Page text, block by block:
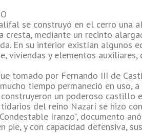
se construyó en el cerro una
cresta, mediante un recinto
En su interior existían algunos
viviendas y elementos auxiliares,
tomado por Fernando III de
tiempo permaneció en
un poderoso castillo
del reino Nazarí se hizo
Iranzo”, documento
pie, y con capacidad defensiva,